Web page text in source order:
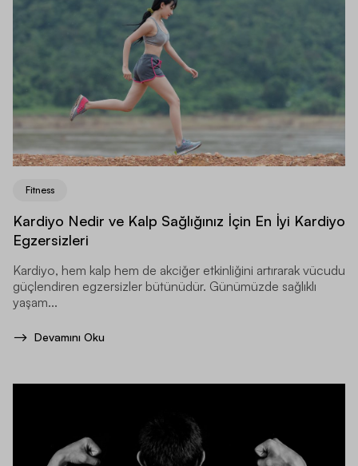
Fitness
Kardiyo Nedir ve Kalp Sağlığınız İçin En İyi Kardiyo
Egzersizleri
Kardiyo, hem kalp hem de akciğer etkinliğini artırarak vücudu
güçlendiren egzersizler bütünüdür. Günümüzde sağlıklı
yaşam...
Devamını Oku